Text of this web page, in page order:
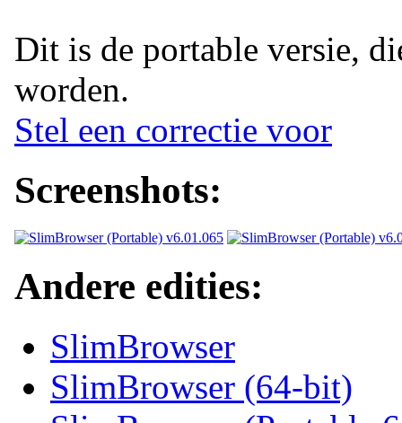
Dit is de portable versie,
worden.
Stel een correctie voor
Screenshots:
Andere edities:
SlimBrowser
SlimBrowser (64-bit)